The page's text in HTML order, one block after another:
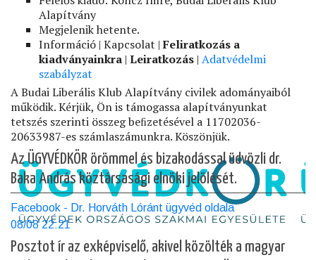
Alapítvány
Megjelenik hetente.
Információ | Kapcsolat |Feliratkozás a
kiadványainkra | Leiratkozás | Adatvédelmi
szabályzat
A Budai Liberális Klub Alapítvány civilek adományaiból
működik. Kérjük, Ön is támogassa alapítványunkat
tetszés szerinti összeg beﬁzetésével a 11702036-
20633987-es számlaszámunkra. Köszönjük.
Az ÜGYVÉDKÖR örömmel és bizakodással üdvözli dr.
Baka András köztársasági elnöki jelölését.
Facebook - Dr. Horváth Lóránt ügyvéd oldala
08/08 22:21
Posztot ír az exképviselő, akivel közölték a magyar